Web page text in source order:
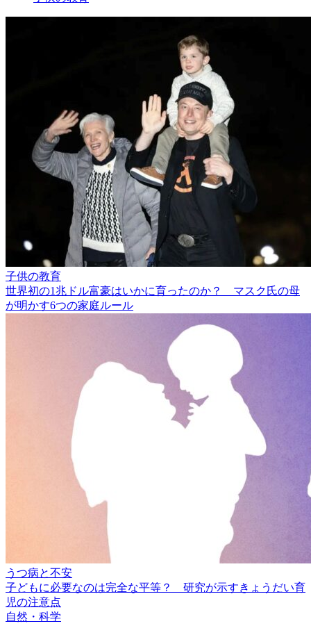
子供の教育
世界初の1兆ドル富豪はいかに育ったのか？ マスク氏の母
が明かす6つの家庭ルール
うつ病と不安
子どもに必要なのは完全な平等？ 研究が示すきょうだい育
児の注意点
自然・科学